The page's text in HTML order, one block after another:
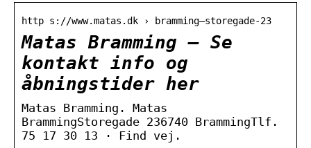
http s://www.matas.dk › bramming—storegade-23
Matas Bramming – Se
kontakt info og
åbningstider her
Matas Bramming. Matas
BrammingStoregade 236740 BrammingTlf.
75 17 30 13 · Find vej.